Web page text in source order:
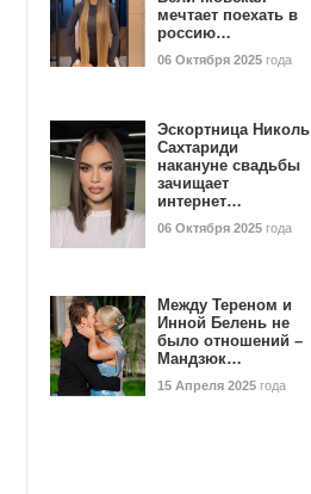
мечтает поехать в
россию…
06 Октября 2025 года
Эскортница Николь
Сахтариди
накануне свадьбы
зачищает
интернет…
06 Октября 2025 года
Между Тереном и
Инной Белень не
было отношений –
Мандзюк…
15 Апреля 2025 года